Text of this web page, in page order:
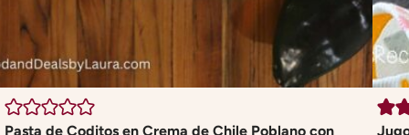
Pasta de Coditos en Crema de Chile Poblano con